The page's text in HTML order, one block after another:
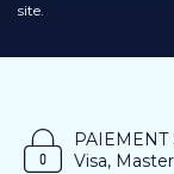
site.
PAIEMENT
Visa,